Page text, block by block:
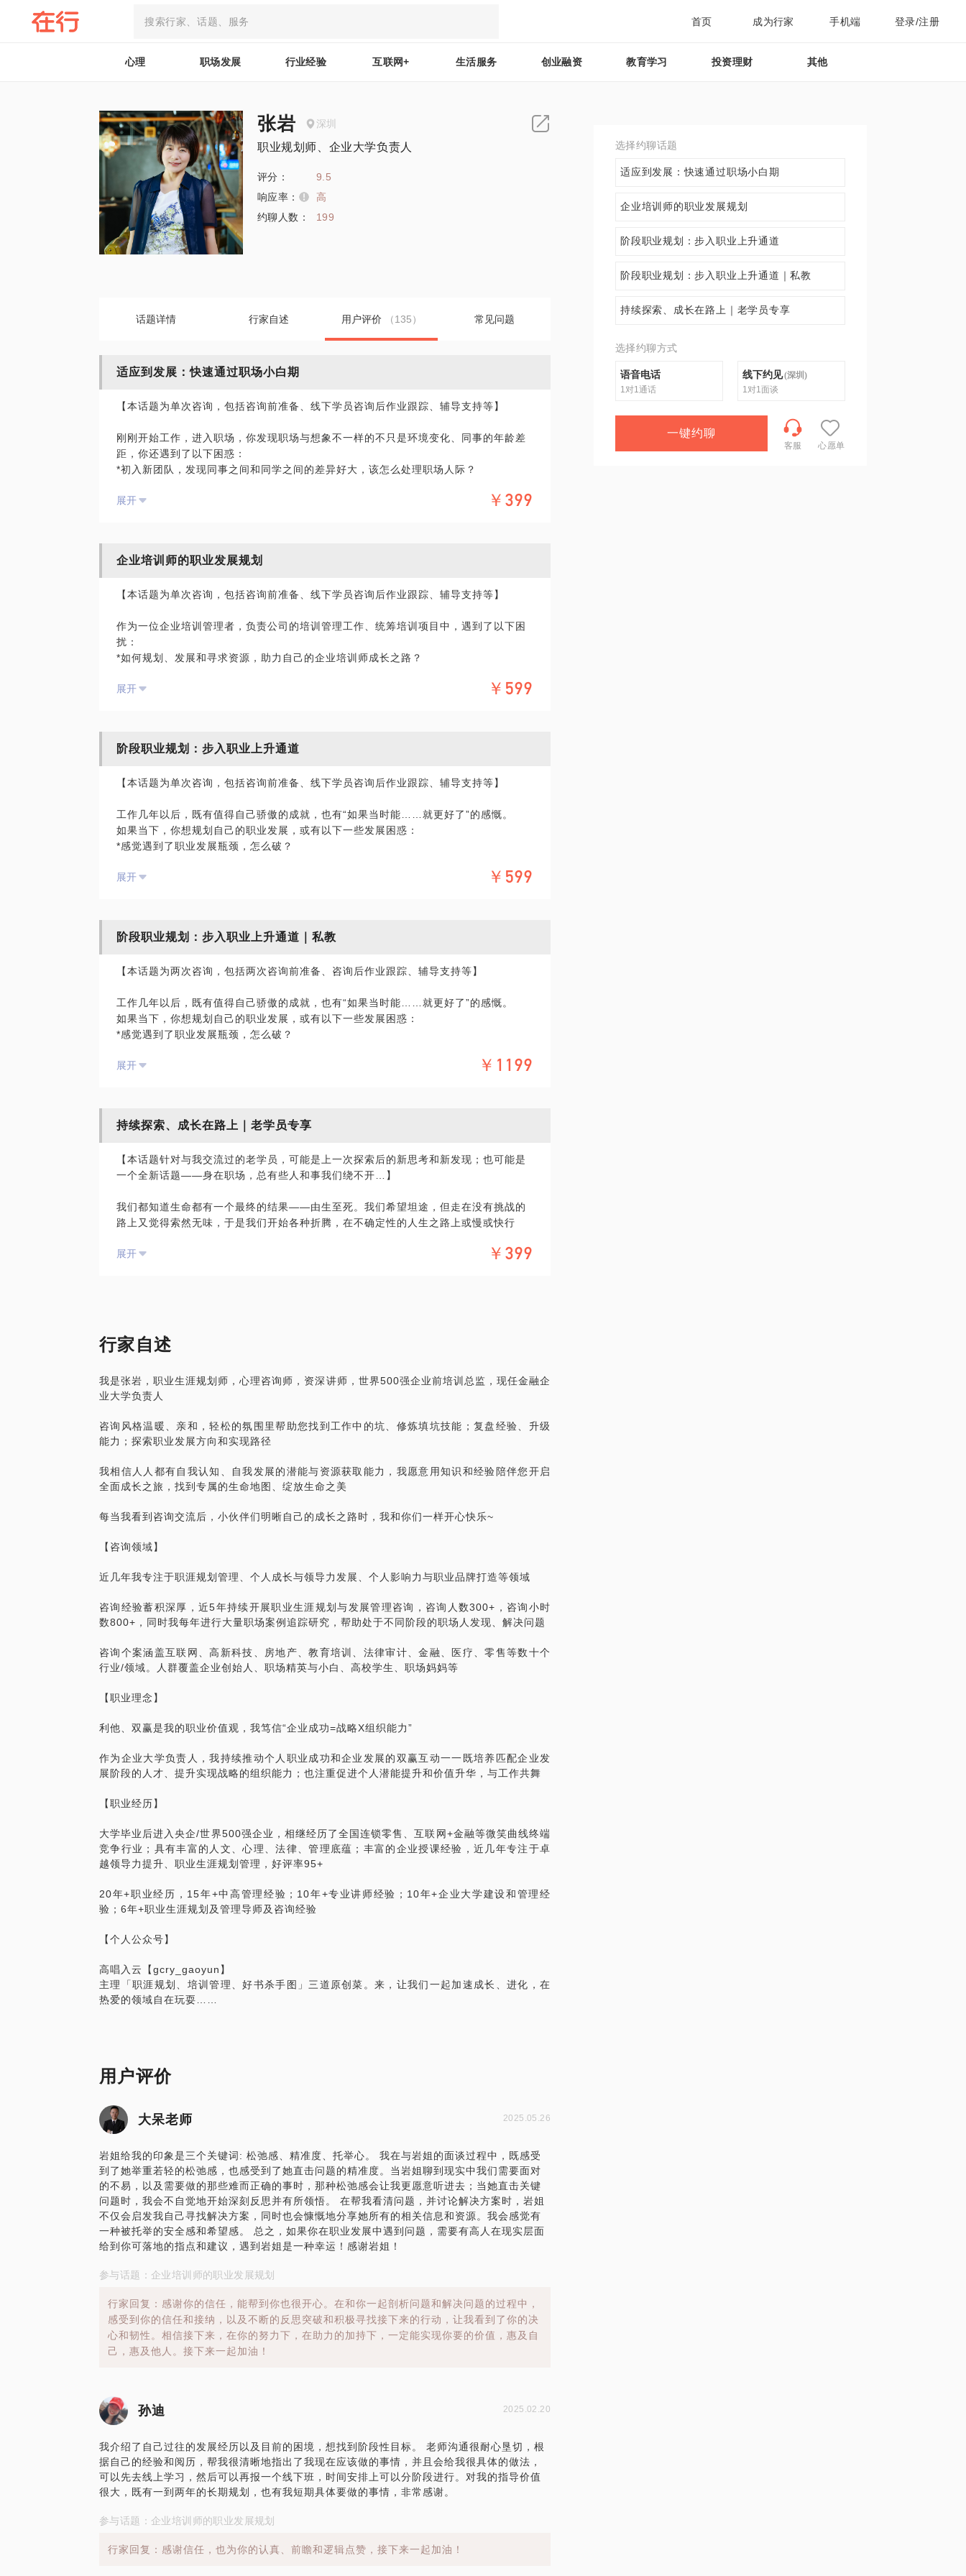
首页 成为行家 手机端 登录/注册
心理 职场发展 行业经验 互联网+ 生活服务 创业融资 教育学习 投资理财 其他
张岩 深圳
职业规划师、企业大学负责人
评分：
9.5
响应率：
高
约聊人数：
199
话题详情 行家自述 用户评价 （135） 常见问题
适应到发展：快速通过职场小白期
【本话题为单次咨询，包括咨询前准备、线下学员咨询后作业跟踪、辅导支持等】
刚刚开始工作，进入职场，你发现职场与想象不一样的不只是环境变化、同事的年龄差
距，你还遇到了以下困惑：
*初入新团队，发现同事之间和同学之间的差异好大，该怎么处理职场人际？
*总碰到没有做过的新工作或挑战，不知该怎么办？
*明明很努力，为什么总达不到领导的期望、要求？
*看到同学或同事跳槽，也有离职的冲动或者已开始了频繁跳槽，又觉得那些工作都不是
一一一一一一一一一一
如果你有这样的困惑，来找我聊聊， 让我的知识和经验帮你：
*认知、识别和避免一些职场小白常走的坑；
*认知、识别和处理职场人际关系；
展开 ￥399
企业培训师的职业发展规划
【本话题为单次咨询，包括咨询前准备、线下学员咨询后作业跟踪、辅导支持等】
作为一位企业培训管理者，负责公司的培训管理工作、统筹培训项目中，遇到了以下困
扰：
*如何规划、发展和寻求资源，助力自己的企业培训师成长之路？
*如何收集、澄清有效的培训需求？
*如何获得上级的支持，以及学员上级的支持？
*如何设计、开发一门既高大上又接地气的课程？
一一一一一一一
如果你有这样的困惑，来找我聊聊，让我的知识和经验帮你：
*明晰当下状态，梳理职业发展方向、阶段目标、实现路径、资源及落地计划；
*梳理企业培训管理者的工作要点、年度规划、项目策划、效果评价；
来，让我们一起探索成长吧~
展开 ￥599
阶段职业规划：步入职业上升通道
【本话题为单次咨询，包括咨询前准备、线下学员咨询后作业跟踪、辅导支持等】
工作几年以后，既有值得自己骄傲的成就，也有“如果当时能……就更好了”的感慨。
如果当下，你想规划自己的职业发展，或有以下一些发展困惑：
*感觉遇到了职业发展瓶颈，怎么破？
*打算跳槽，怎样辨识和选择“行业+企业+岗位”，怎样准备简历、面试？
*作为团队负责人，如何带领团队众志成城、创造佳绩；构建共同成长目标、建设学习型
一一一一一一一一一一一
态，或有以下的职业困惑：
*本岗工作驾轻就熟，感觉每天做着重复、没有创新、甚至无聊的工作？
*有种疲惫、倦怠感、无法集中精力、提不起兴趣，想混日子却又觉得焦躁不安？
*出现了厌烦工作日的情绪，感觉上班像上坟……
*清晰当下状态，梳理职业发展方向、阶段目标、实现路径；
*促动自我觉察和探索，发掘职业兴趣，拥有享受当下的愉悦能力；
*找到职业优势、链接价值，工作充满活力和动力；
*获得上级、同事的支持，与关联部门求同存异、合作共赢；
*制作展示能力与优势的简历，提高面试要约率；
展开 ￥599
阶段职业规划：步入职业上升通道｜私教
【本话题为两次咨询，包括两次咨询前准备、咨询后作业跟踪、辅导支持等】
工作几年以后，既有值得自己骄傲的成就，也有“如果当时能……就更好了”的感慨。
如果当下，你想规划自己的职业发展，或有以下一些发展困惑：
*感觉遇到了职业发展瓶颈，怎么破？
*打算跳槽，怎样辨识和选择“行业+企业+岗位”，怎样准备简历、面试？
*作为团队负责人，如何带领团队众志成城、创造佳绩；构建共同成长目标、建设学习型
一一一一一一一一一一
如果当下，你感觉工作按部就班、日复一日、没有新鲜感，仿佛看到了自己退休的状
*本岗工作驾轻就熟，感觉每天做着重复、没有创新、甚至无聊的工作？
*有种疲惫、倦怠感、无法集中精力、提不起兴趣，想混日子却又觉得焦躁不安？
*出现了厌烦工作日的情绪，感觉上班像上坟……
*梳理能力、资源、平台，找到差距；确定阶段行动目标；
*促动自我觉察和探索，发掘职业兴趣，拥有享受当下的愉悦能力；
*打造个人影响力和建设个人职业品牌；
*获得上级、同事的支持，与关联部门求同存异、合作共赢；
*建设学习型团队，水涨船高，共同成长进步……
展开 ￥1199
持续探索、成长在路上｜老学员专享
【本话题针对与我交流过的老学员，可能是上一次探索后的新思考和新发现；也可能是
一个全新话题——身在职场，总有些人和事我们绕不开…】
我们都知道生命都有一个最终的结果——由生至死。我们希望坦途，但走在没有挑战的
路上又觉得索然无味，于是我们开始各种折腾，在不确定性的人生之路上或慢或快行
罗曼·罗兰说“世界上只有一种英雄主义，就是在看清生活的真相之后，依然热爱生活”。
既便前方依然有风雨，即便依然要风雨前行，但在“看破红尘依然进入红尘、不再幼稚依
每个人的内心都蕴含着认识自我、发展自我和改变自我的丰富资源与巨大潜力，所以在
属于你的生命地图、实现个人全面成长、绽放生命之美。
想到或看到的线或面、迷茫中的那一点微光，亦足亦。
展开 ￥399
行家自述
我是张岩，职业生涯规划师，心理咨询师，资深讲师，世界500强企业前培训总监，现任金融企
业大学负责人
咨询风格温暖、亲和，轻松的氛围里帮助您找到工作中的坑、修炼填坑技能；复盘经验、升级
能力；探索职业发展方向和实现路径
我相信人人都有自我认知、自我发展的潜能与资源获取能力，我愿意用知识和经验陪伴您开启
全面成长之旅，找到专属的生命地图、绽放生命之美
每当我看到咨询交流后，小伙伴们明晰自己的成长之路时，我和你们一样开心快乐~
【咨询领域】
近几年我专注于职涯规划管理、个人成长与领导力发展、个人影响力与职业品牌打造等领域
咨询经验蓄积深厚，近5年持续开展职业生涯规划与发展管理咨询，咨询人数300+，咨询小时
数800+，同时我每年进行大量职场案例追踪研究，帮助处于不同阶段的职场人发现、解决问题
咨询个案涵盖互联网、高新科技、房地产、教育培训、法律审计、金融、医疗、零售等数十个
行业/领域。人群覆盖企业创始人、职场精英与小白、高校学生、职场妈妈等
【职业理念】
利他、双赢是我的职业价值观，我笃信“企业成功=战略X组织能力”
作为企业大学负责人，我持续推动个人职业成功和企业发展的双赢互动一一既培养匹配企业发
展阶段的人才、提升实现战略的组织能力；也注重促进个人潜能提升和价值升华，与工作共舞
【职业经历】
大学毕业后进入央企/世界500强企业，相继经历了全国连锁零售、互联网+金融等微笑曲线终端
竞争行业；具有丰富的人文、心理、法律、管理底蕴；丰富的企业授课经验，近几年专注于卓
越领导力提升、职业生涯规划管理，好评率95+
20年+职业经历，15年+中高管理经验；10年+专业讲师经验；10年+企业大学建设和管理经
验；6年+职业生涯规划及管理导师及咨询经验
【个人公众号】
高唱入云【gcry_gaoyun】
主理「职涯规划、培训管理、好书杀手图」三道原创菜。来，让我们一起加速成长、进化，在
热爱的领域自在玩耍……
用户评价
大呆老师 2025.05.26
岩姐给我的印象是三个关键词: 松弛感、精准度、托举心。 我在与岩姐的面谈过程中，既感受
到了她举重若轻的松弛感，也感受到了她直击问题的精准度。当岩姐聊到现实中我们需要面对
的不易，以及需要做的那些难而正确的事时，那种松弛感会让我更愿意听进去；当她直击关键
问题时，我会不自觉地开始深刻反思并有所领悟。 在帮我看清问题，并讨论解决方案时，岩姐
不仅会启发我自己寻找解决方案，同时也会慷慨地分享她所有的相关信息和资源。我会感觉有
一种被托举的安全感和希望感。 总之，如果你在职业发展中遇到问题，需要有高人在现实层面
给到你可落地的指点和建议，遇到岩姐是一种幸运！感谢岩姐！
参与话题：企业培训师的职业发展规划
行家回复：感谢你的信任，能帮到你也很开心。在和你一起剖析问题和解决问题的过程中，
感受到你的信任和接纳，以及不断的反思突破和积极寻找接下来的行动，让我看到了你的决
心和韧性。相信接下来，在你的努力下，在助力的加持下，一定能实现你要的价值，惠及自
己，惠及他人。接下来一起加油！
孙迪 2025.02.20
我介绍了自己过往的发展经历以及目前的困境，想找到阶段性目标。 老师沟通很耐心垦切，根
据自己的经验和阅历，帮我很清晰地指出了我现在应该做的事情，并且会给我很具体的做法，
可以先去线上学习，然后可以再报一个线下班，时间安排上可以分阶段进行。对我的指导价值
很大，既有一到两年的长期规划，也有我短期具体要做的事情，非常感谢。
参与话题：企业培训师的职业发展规划
行家回复：感谢信任，也为你的认真、前瞻和逻辑点赞，接下来一起加油！
选择约聊话题
适应到发展：快速通过职场小白期
企业培训师的职业发展规划
阶段职业规划：步入职业上升通道
阶段职业规划：步入职业上升通道｜私教
持续探索、成长在路上｜老学员专享
选择约聊方式
语音电话
1对1通话
线下约见(深圳 )
1对1面谈
一键约聊
客服 心愿单